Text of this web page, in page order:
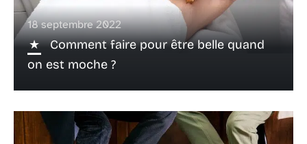
18 septembre 2022
Comment faire pour être belle quand
on est moche ?